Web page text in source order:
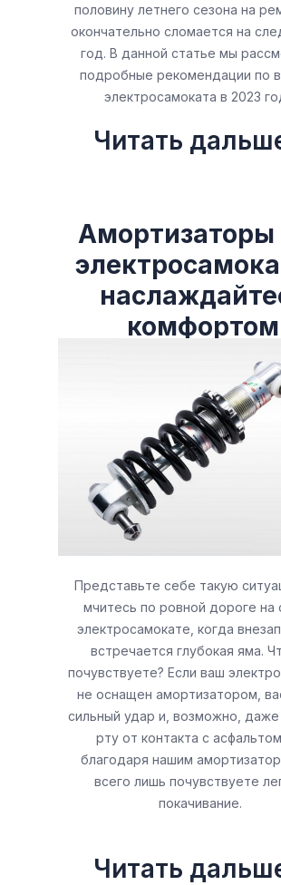
половину летнего сезона на
окончательно сломается на
год. В данной статье мы
подробные рекомендации по
электросамоката в 2023
Читать
Представьте себе такую
мчитеcь по ровной дороге на
электросамокате, когда
встречается глубокая яма.
почувствуете? Если ваш
не оснащен амортизатором,
сильный удар и, возможно, даже
рту от контакта с
благодаря нашим
всего лишь почувствуете
покачивание.
Амортизаторы
комфортом
поездки!
Читать